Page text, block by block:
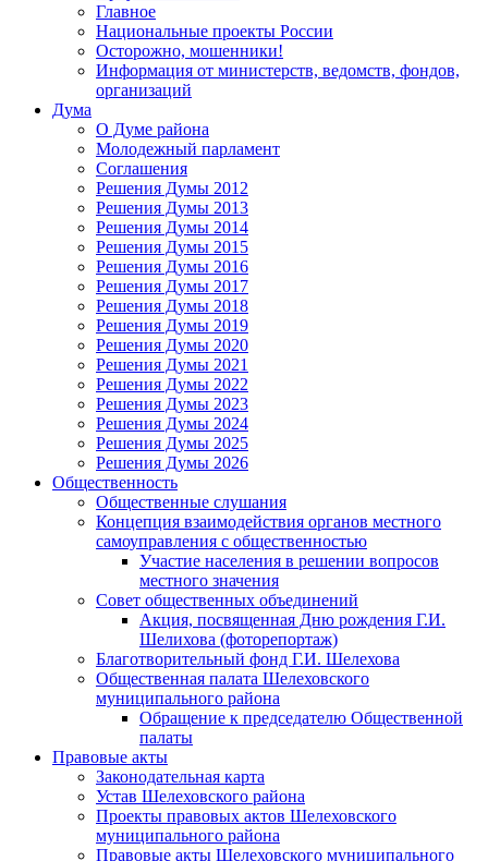
Главное
Национальные проекты России
Осторожно, мошенники!
Информация от министерств, ведомств, фондов,
организаций
Дума
О Думе района
Молодежный парламент
Соглашения
Решения Думы 2012
Решения Думы 2013
Решения Думы 2014
Решения Думы 2015
Решения Думы 2016
Решения Думы 2017
Решения Думы 2018
Решения Думы 2019
Решения Думы 2020
Решения Думы 2021
Решения Думы 2022
Решения Думы 2023
Решения Думы 2024
Решения Думы 2025
Решения Думы 2026
Общественность
Общественные слушания
Концепция взаимодействия органов местного
самоуправления с общественностью
Участие населения в решении вопросов
местного значения
Совет общественных объединений
Акция, посвященная Дню рождения Г.И.
Шелихова (фоторепортаж)
Благотворительный фонд Г.И. Шелехова
Общественная палата Шелеховского
муниципального района
Обращение к председателю Общественной
палаты
Правовые акты
Законодательная карта
Устав Шелеховского района
Проекты правовых актов Шелеховского
муниципального района
Правовые акты Шелеховского муниципального